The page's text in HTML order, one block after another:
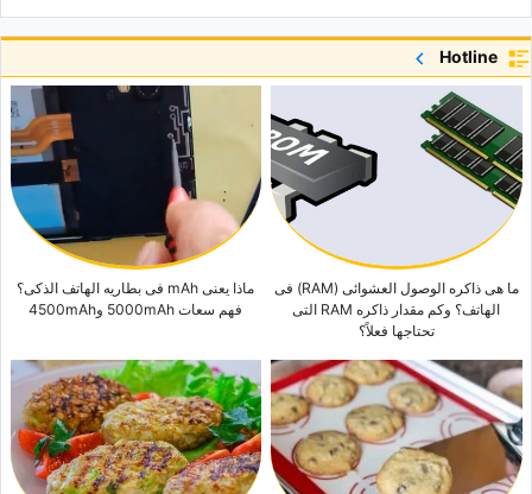
إیفرلاند بارک فی کوریا الجنوبیه: الدلیل الشامل والمعلومات الأساسیه
اکتشاف مسجد تشاملیجا: لمحه عن أکبر مسجد فی ترکیا
کباب أضنه الترکی الأصیل: نکهه لم تختبرها من قبل
حدیقه حیوان جوهانسبرغ فی جنوب أفریقیا: ملاذٌ للحیاه البریه فی قلب المدینه
جزیره جوز الهند: جنه استوائیه فی تایلاند
Hotline
ما هی ذاکره الوصول العشوائی (RAM) فی
الهاتف؟ وکم مقدار ذاکره RAM التی
تحتاجها فعلاً؟
ماذا یعنی mAh فی بطاریه الهاتف الذکی؟
فهم سعات 5000mAh و4500mAh